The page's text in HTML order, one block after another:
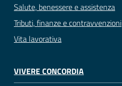
Salute, benessere e assistenza
Tributi, finanze e contravvenzioni
Vita lavorativa
VIVERE CONCORDIA